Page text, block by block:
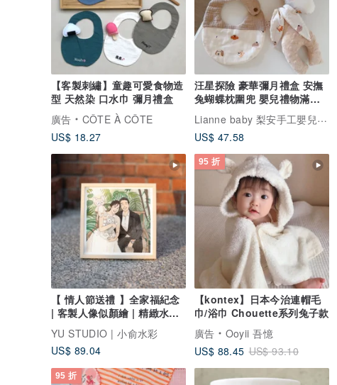
【客製刺繡】童趣可愛食物造
型 天然染 口水巾 彌月禮盒
廣告
CÔTE À CÔTE
US$ 18.27
汪星探險 豪華彌月禮盒 安撫
兔蝴蝶枕圍兜 嬰兒禮物滿月
Lianne baby 梨安手工嬰兒禮物 彌月禮 新生兒見面禮 周歲禮
US$ 47.58
【 情人節送禮 】全家福紀念
| 客製人像似顏繪 | 精緻水彩
YU STUDIO | 小俞水彩
US$ 89.04
95 折
【kontex】日本今治連帽毛
巾/浴巾 Chouette系列兔子款
廣告
Ooyii 吾憶
US$ 88.45 US$ 93.10
95 折